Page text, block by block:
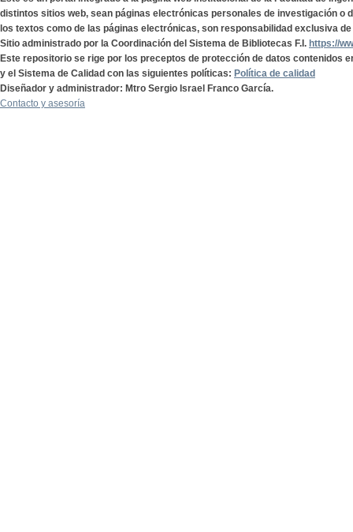
distintos sitios web, sean páginas electrónicas personales de investigación o
los textos como de las páginas electrónicas, son responsabilidad exclusiva
Sitio administrado por la Coordinación del Sistema de Bibliotecas F.I. https://
Este repositorio se rige por los preceptos de protección de datos contenidos
y el Sistema de Calidad con las siguientes políticas: Política de calidad
Diseñador y administrador: Mtro Sergio Israel Franco García.
Contacto y asesoría